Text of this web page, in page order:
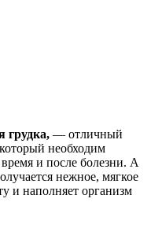
грудка, — отличный
необходим
и после болезни. А
нежное, мягкое
и наполняет организм